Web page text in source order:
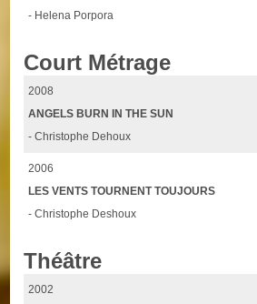
- Helena Porpora
Court Métrage
2008
ANGELS BURN IN THE SUN
- Christophe Dehoux
2006
LES VENTS TOURNENT TOUJOURS
- Christophe Deshoux
Théâtre
2002